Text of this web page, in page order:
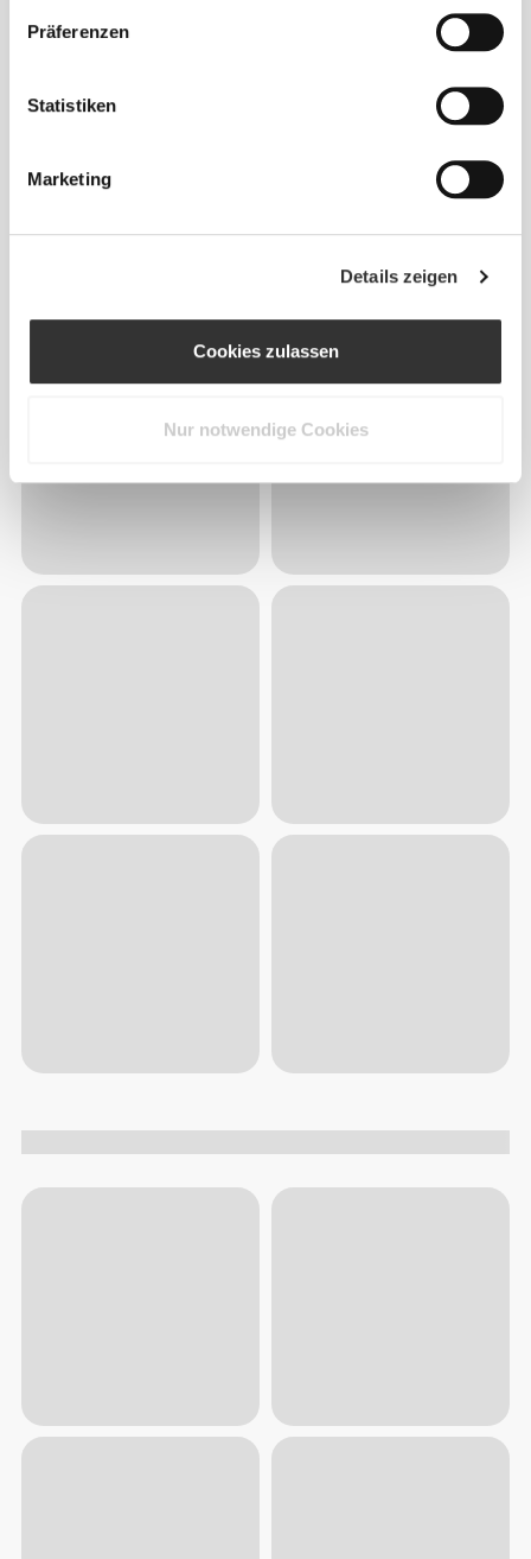
Präferenzen
Statistiken
Marketing
Details zeigen
Cookies zulassen
Nur notwendige Cookies